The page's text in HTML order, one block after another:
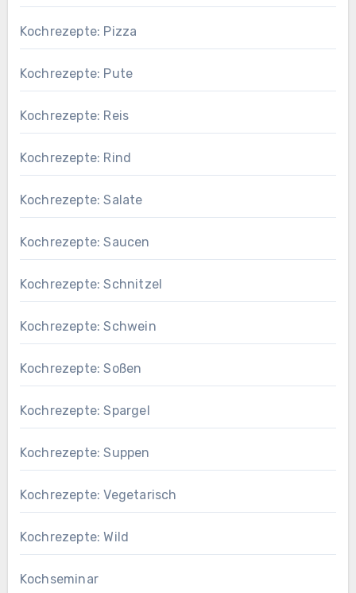
Kochrezepte: Pizza
Kochrezepte: Pute
Kochrezepte: Reis
Kochrezepte: Rind
Kochrezepte: Salate
Kochrezepte: Saucen
Kochrezepte: Schnitzel
Kochrezepte: Schwein
Kochrezepte: Soßen
Kochrezepte: Spargel
Kochrezepte: Suppen
Kochrezepte: Vegetarisch
Kochrezepte: Wild
Kochseminar